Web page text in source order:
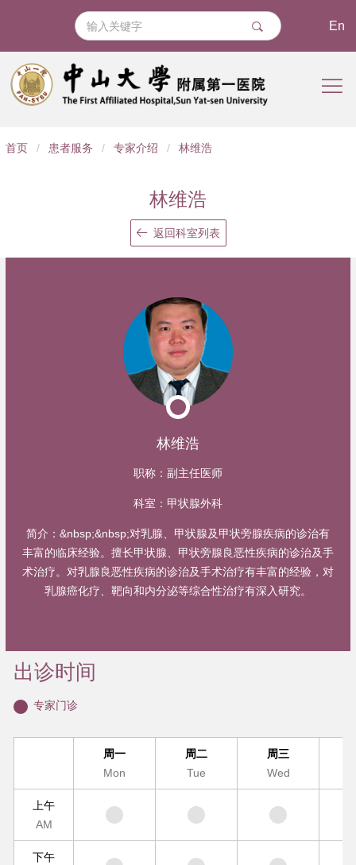
En
导
首页 / 患者服务 / 专家介绍 / 林维浩
林维浩
返回科室列表
林维浩
职称： 副主任医师
科室： 甲状腺外科
简介： &nbsp;&nbsp;对乳腺、甲状腺及甲状旁腺疾病的诊治有
丰富的临床经验。擅长甲状腺、甲状旁腺良恶性疾病的诊治及手
术治疗。对乳腺良恶性疾病的诊治及手术治疗有丰富的经验，对
乳腺癌化疗、靶向和内分泌等综合性治疗有深入研究。
出诊时间
专家门诊
周一
Mon
周二
Tue
周三
Wed
上午
AM
下午